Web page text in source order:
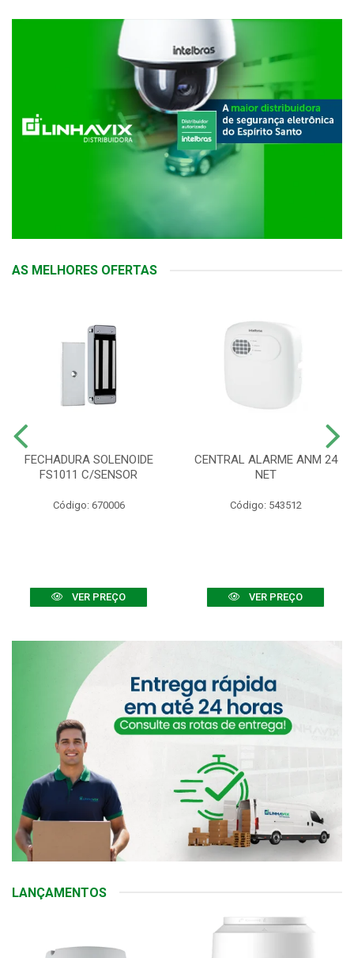
AS MELHORES OFERTAS
FECHADURA SOLENOIDE
FS1011 C/SENSOR
Código: 670006
VER PREÇO
CENTRAL ALARME ANM 24
NET
Código: 543512
VER PREÇO
LANÇAMENTOS